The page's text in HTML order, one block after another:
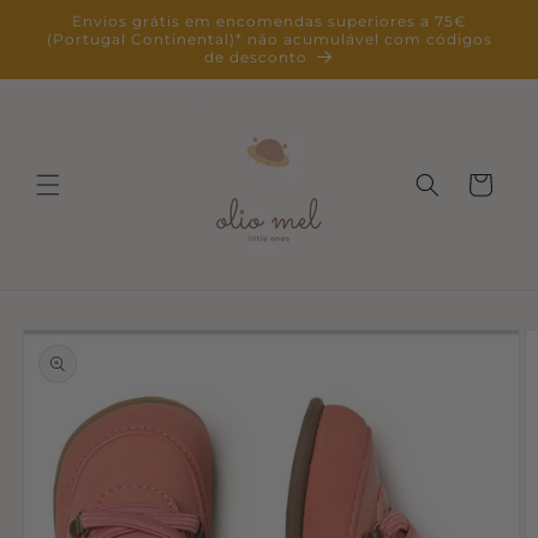
para o
conteúdo
Envios grátis em encomendas superiores a 75€
(Portugal Continental)* não acumulável com códigos
de desconto
Carrinho
informação